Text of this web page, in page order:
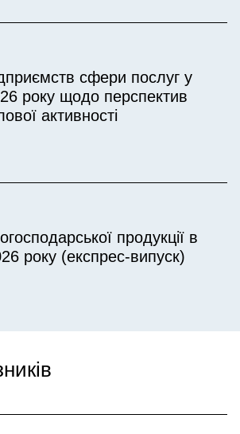
сфери послуг у
року щодо перспектив
активності
продукції в
року (експрес-випуск)